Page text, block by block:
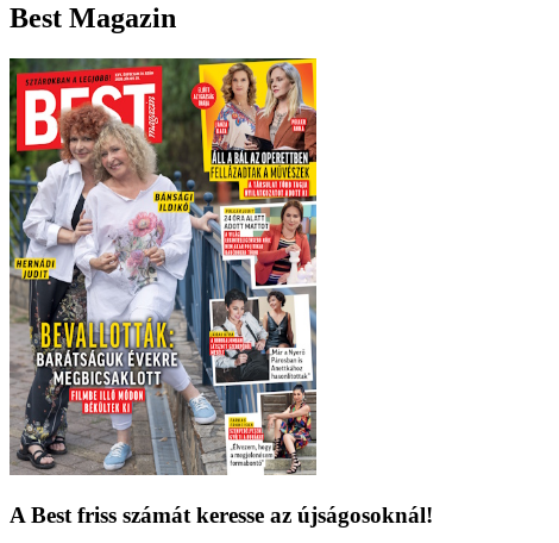
Best Magazin
A Best friss számát keresse az újságosoknál!